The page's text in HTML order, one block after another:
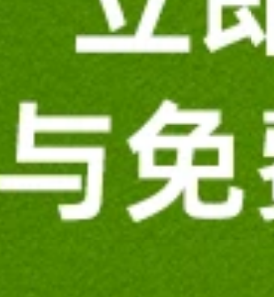
Dell Pro 14 Plus 笔记本
高清大屏
澎湃性能